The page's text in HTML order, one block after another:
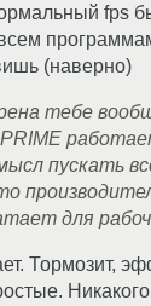
fps
(наверно)
тебе
пускать
для
Тормозит,